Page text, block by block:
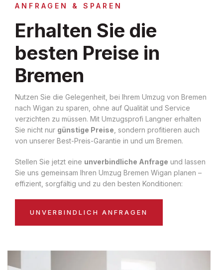
ANFRAGEN & SPAREN
Erhalten Sie die
besten Preise in
Bremen
Nutzen Sie die Gelegenheit, bei Ihrem Umzug von Bremen
nach Wigan zu sparen, ohne auf Qualität und Service
verzichten zu müssen. Mit Umzugsprofi Langner erhalten
Sie nicht nur günstige Preise , sondern profitieren auch
von unserer Best-Preis-Garantie in und um Bremen.
Stellen Sie jetzt eine unverbindliche Anfrage und lassen
Sie uns gemeinsam Ihren Umzug Bremen Wigan planen –
effizient, sorgfältig und zu den besten Konditionen:
UNVERBINDLICH ANFRAGEN